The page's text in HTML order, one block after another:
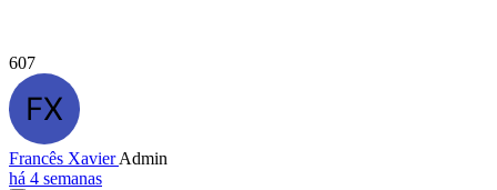
607
Francês XavierAdmin
há 4 semanas